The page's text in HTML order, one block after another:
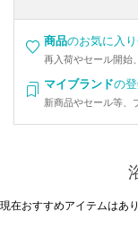
商品のお気に入
再入荷やセール開始
マイブランドの
新商品やセール等、
現在おすすめアイテムはあり